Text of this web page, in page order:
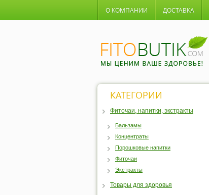
О КОМПАНИИ ДОСТАВКА
КАТЕГОРИИ
Фиточаи, напитки, экстракты
Бальзамы
Концентраты
Порошковые напитки
Фиточаи
Экстракты
Товары для здоровья